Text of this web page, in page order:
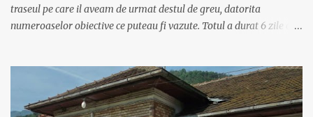
traseul pe care il aveam de urmat destul de greu, datorita
numeroaselor obiective ce puteau fi vazute. Totul a durat 6 zile ca
plecam decat cu masina dacilor, ce-i drept restilizata si
imbunatatita, denumita acum Dacia Logan. Ne-am inarmat cu 3-4
harti si cu un plan bine documentat de vreo 15 pagini (cine il vrea